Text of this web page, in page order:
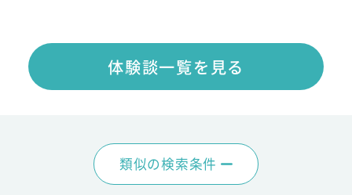
体験談一覧を見る
類似の検索条件